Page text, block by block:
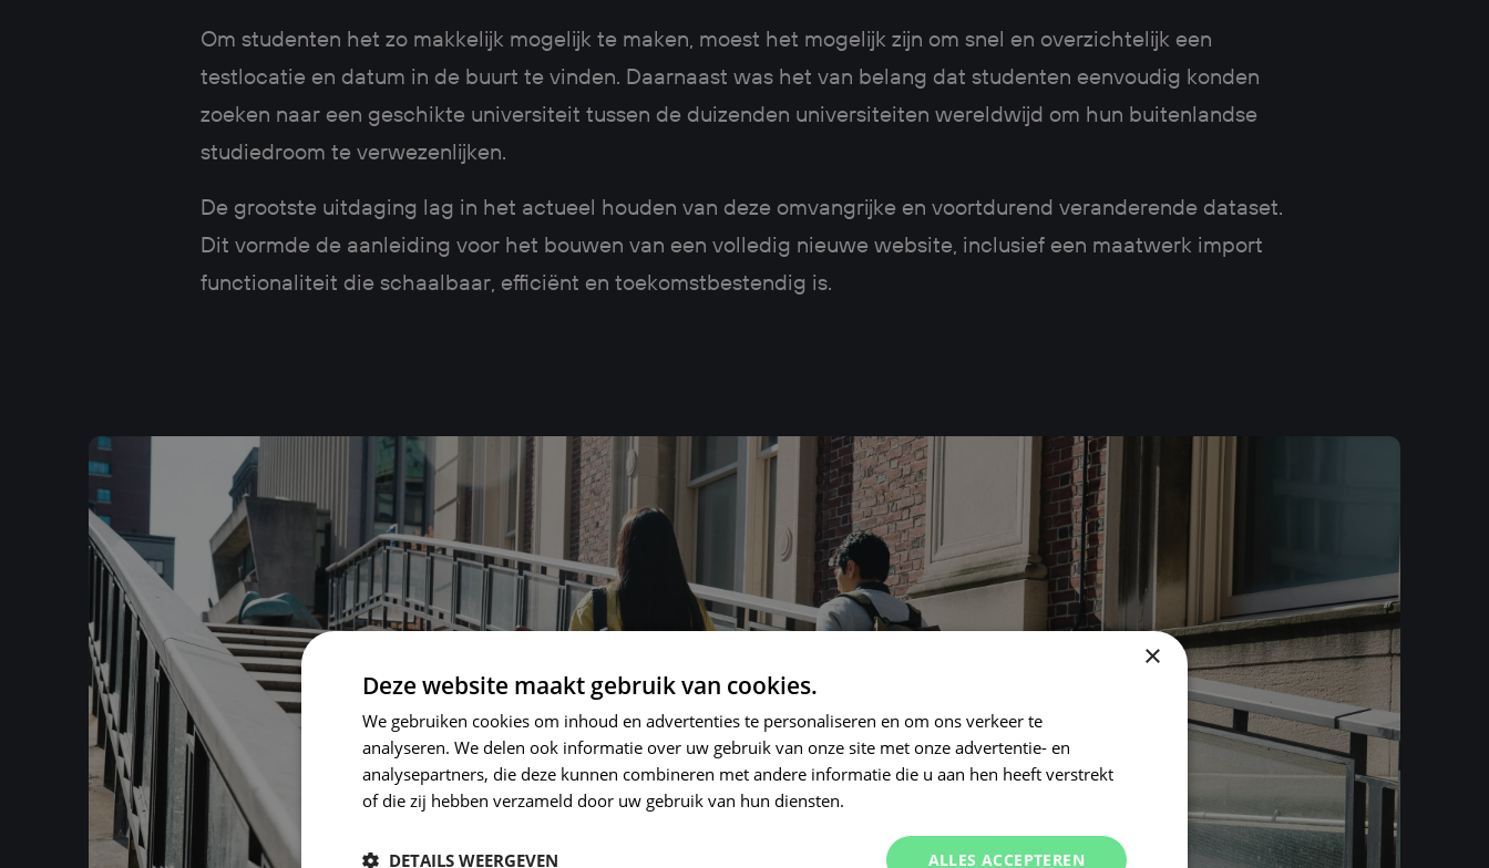
Om studenten het zo makkelijk mogelijk te maken, moest het mogelijk zijn om snel en overzichtelijk een
testlocatie en datum in de buurt te vinden. Daarnaast was het van belang dat studenten eenvoudig konden
zoeken naar een geschikte universiteit tussen de duizenden universiteiten wereldwijd om hun buitenlandse
studiedroom te verwezenlijken.
De grootste uitdaging lag in het actueel houden van deze omvangrijke en voortdurend veranderende dataset.
Dit vormde de aanleiding voor het bouwen van een volledig nieuwe website, inclusief een maatwerk import
functionaliteit die schaalbaar, efficiënt en toekomstbestendig is.
×
Deze website maakt gebruik van cookies.
We gebruiken cookies om inhoud en advertenties te personaliseren en om ons verkeer te
analyseren. We delen ook informatie over uw gebruik van onze site met onze advertentie- en
analysepartners, die deze kunnen combineren met andere informatie die u aan hen heeft verstrekt
of die zij hebben verzameld door uw gebruik van hun diensten.
ALLES ACCEPTEREN
DETAILS WEERGEVEN